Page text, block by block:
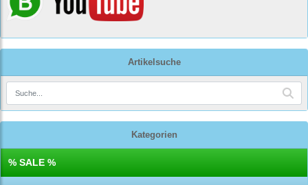
Artikelsuche
Kategorien
% SALE %